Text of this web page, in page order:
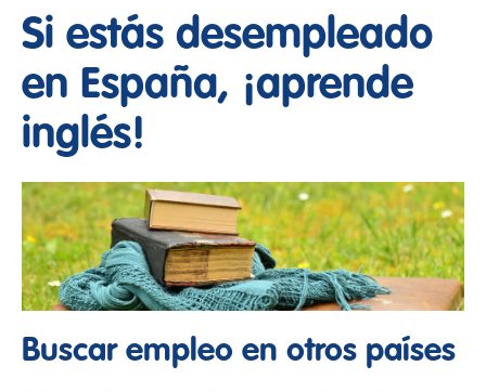
Si estás desempleado
en España, ¡aprende
inglés!
Buscar empleo en otros países